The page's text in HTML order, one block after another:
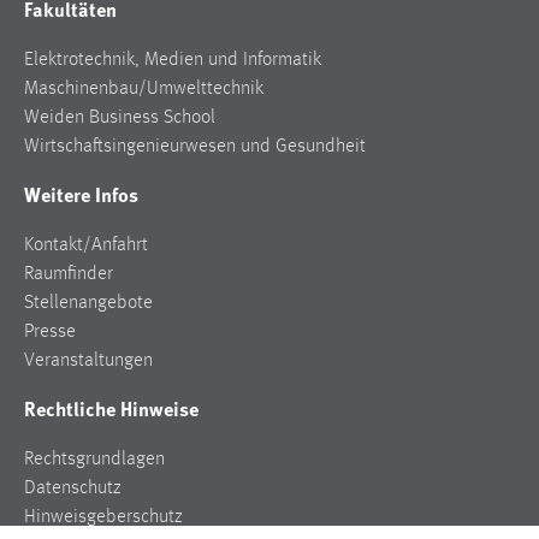
Fakultäten
Elektrotechnik, Medien und Informatik
Maschinenbau/Umwelttechnik
Weiden Business School
Wirtschaftsingenieurwesen und Gesundheit
Weitere Infos
Kontakt/Anfahrt
Raumfinder
Stellenangebote
Presse
Veranstaltungen
Rechtliche Hinweise
Rechtsgrundlagen
Datenschutz
Hinweisgeberschutz
Zweck:
einloggen zu können.
Cookie Laufzeit:
24 Stunden
STATISTIK
Statistik Cookies erfassen Informationen anonym.
Diese Informationen helfen uns zu verstehen, wie
unsere Besucher unsere Website nutzen.
_pk_ref, _pk_cvar, _pk_id, _pk_ses
Zweck: